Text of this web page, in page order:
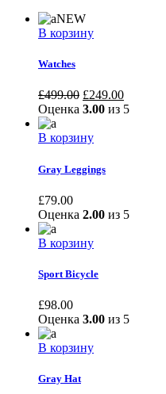
NEW
В корзину
Watches
£499.00 £249.00
Оценка 3.00 из 5
В корзину
Gray Leggings
£79.00
Оценка 2.00 из 5
В корзину
Sport Bicycle
£98.00
Оценка 3.00 из 5
В корзину
Gray Hat